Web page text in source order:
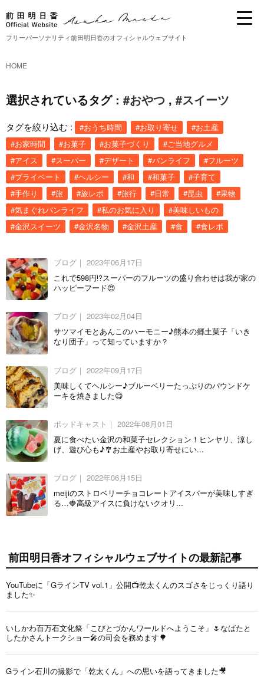
フリーパーソナリティ前田明日香のオフィシャルウェブサイト
HOME
選択されているタグ : #おやつ , #スイーツ
タグを絞り込む : #おうち時間 #お取り寄せ
#お土産
#お家時間
#お菓子 #お菓子づくり
#ご当地グルメ
#アイス
#スーパー #デザート #バンライフ
#フルーツ
#プライベート
#ヘルシー #和 #和菓子
#子育て
#手作り
#旅 #旅レポ #旅行 #日常 #昆虫
#果物
#気まぐれバンライフ
#私のお気に入り
#美味しいもの
#金沢スイーツ
#金沢名物 #金沢土産 #食 #食レポ
ブログ｜2023年06月17日
これで598円⁉️スーパーのフルーツの盛り合わせは我が家の
ハッピーフード😍
ブログ｜2023年02月04日
サツマイモとあんこのハーモニー♪熊本の郷土菓子「いき
なり団子」って知っていますか？
ブログ｜2022年09月17日
美味しくてヘルシー♪ブルーベリーたっぷりのパウンドケ
ーキを焼きました😋
ポッドキャスト｜2022年08月01日
夏に食べたい金沢の和菓子セレクション！ヒンヤリ、涼し
げ、遊び心も♪🎐お土産やお取り寄せにい...
ブログ｜2022年06月15日
meijiのストロベリーチョコレートアイスバーが美味しすぎ
る…🍓高級アイスに負けないクオリ...
前田明日香オフィシャルウェブサイトの最新記事
YouTubeに「GラインTV vol.1」公開📺乾太くんのスゴさをじっくり語り
ました✨
いしかわ百万石文化祭「こびとづかんワールドへようこそ」🌷なばたと
したかさんトークショー🎤の司会を務めます🌳
Gライン石川の撮影で「乾太くん」への思いを語ってきました🎥